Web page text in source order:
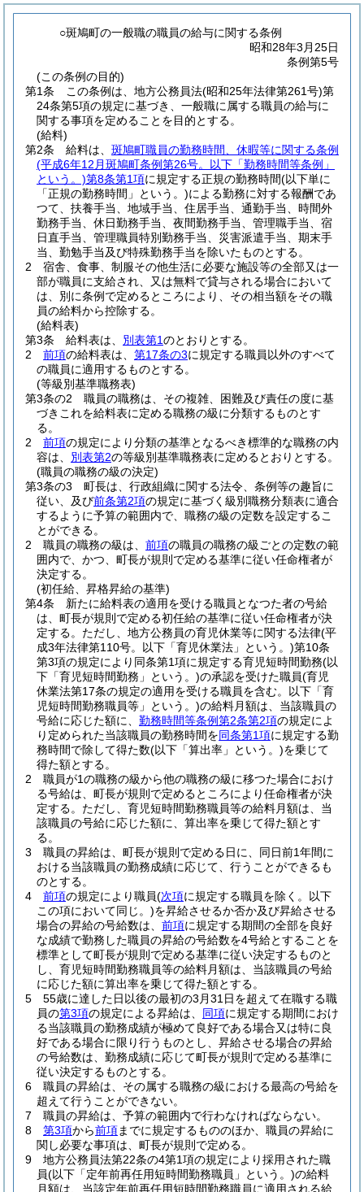
○斑鳩町の一般職の職員の給与に関する条例
昭和28年3月25日
条例第5号
(この条例の目的)
第1条
この条例は、地方公務員法(昭和25年法律第261号)第
24条第5項の規定に基づき、一般職に属する職員の給与に
関する事項を定めることを目的とする。
(給料)
第2条
給料は、 斑鳩町職員の勤務時間、休暇等に関する条例
(平成6年12月斑鳩町条例第26号。以下「勤務時間等条例」
という。)第8条第1項に規定する正規の勤務時間(以下単に
「正規の勤務時間」という。)による勤務に対する報酬であ
つて、扶養手当、地域手当、住居手当、通勤手当、時間外
勤務手当、休日勤務手当、夜間勤務手当、管理職手当、宿
日直手当、管理職員特別勤務手当、災害派遣手当、期末手
当、勤勉手当及び特殊勤務手当を除いたものとする。
2
宿舎、食事、制服その他生活に必要な施設等の全部又は一
部が職員に支給され、又は無料で貸与される場合において
は、別に条例で定めるところにより、その相当額をその職
員の給料から控除する。
(給料表)
第3条
給料表は、 別表第1のとおりとする。
2
前項の給料表は、 第17条の3に規定する職員以外のすべて
の職員に適用するものとする。
(等級別基準職務表)
第3条の2
職員の職務は、その複雑、困難及び責任の度に基
づきこれを給料表に定める職務の級に分類するものとす
る。
2
前項の規定により分類の基準となるべき標準的な職務の内
容は、 別表第2の等級別基準職務表に定めるとおりとする。
(職員の職務の級の決定)
第3条の3
町長は、行政組織に関する法令、条例等の趣旨に
従い、及び前条第2項の規定に基づく級別職務分類表に適合
するように予算の範囲内で、職務の級の定数を設定するこ
とができる。
2
職員の職務の級は、 前項の職員の職務の級ごとの定数の範
囲内で、かつ、町長が規則で定める基準に従い任命権者が
決定する。
(初任給、昇格昇給の基準)
第4条
新たに給料表の適用を受ける職員となつた者の号給
は、町長が規則で定める初任給の基準に従い任命権者が決
定する。 ただし、地方公務員の育児休業等に関する法律(平
成3年法律第110号。以下「育児休業法」という。)第10条
第3項の規定により同条第1項に規定する育児短時間勤務(以
下「育児短時間勤務」という。)の承認を受けた職員(育児
休業法第17条の規定の適用を受ける職員を含む。以下「育
児短時間勤務職員等」という。)の給料月額は、当該職員の
号給に応じた額に、 勤務時間等条例第2条第2項の規定によ
り定められた当該職員の勤務時間を同条第1項に規定する勤
務時間で除して得た数(以下「算出率」という。)を乗じて
得た額とする。
2
職員が1の職務の級から他の職務の級に移つた場合におけ
る号給は、町長が規則で定めるところにより任命権者が決
定する。 ただし、育児短時間勤務職員等の給料月額は、当
該職員の号給に応じた額に、算出率を乗じて得た額とす
る。
3
職員の昇給は、町長が規則で定める日に、同日前1年間に
おける当該職員の勤務成績に応じて、行うことができるも
のとする。
4
前項の規定により職員(次項に規定する職員を除く。以下
この項において同じ。)を昇給させるか否か及び昇給させる
場合の昇給の号給数は、 前項に規定する期間の全部を良好
な成績で勤務した職員の昇給の号給数を4号給とすることを
標準として町長が規則で定める基準に従い決定するものと
し、育児短時間勤務職員等の給料月額は、当該職員の号給
に応じた額に算出率を乗じて得た額とする。
5
55歳に達した日以後の最初の3月31日を超えて在職する職
員の第3項の規定による昇給は、 同項に規定する期間におけ
る当該職員の勤務成績が極めて良好である場合又は特に良
好である場合に限り行うものとし、昇給させる場合の昇給
の号給数は、勤務成績に応じて町長が規則で定める基準に
従い決定するものとする。
6
職員の昇給は、その属する職務の級における最高の号給を
超えて行うことができない。
7
職員の昇給は、予算の範囲内で行わなければならない。
8
第3項から前項までに規定するもののほか、職員の昇給に
関し必要な事項は、町長が規則で定める。
9
地方公務員法第22条の4第1項の規定により採用された職
員(以下「定年前再任用短時間勤務職員」という。)の給料
月額は、当該定年前再任用短時間勤務職員に適用される給